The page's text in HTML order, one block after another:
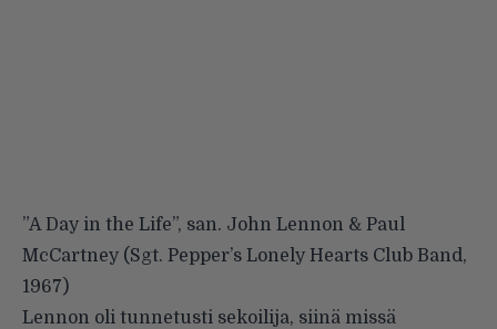
”A Day in the Life”, san. John Lennon & Paul
McCartney (Sgt. Pepper’s Lonely Hearts Club Band,
1967)
Lennon oli tunnetusti sekoilija, siinä missä